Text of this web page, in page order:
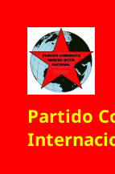
Partido